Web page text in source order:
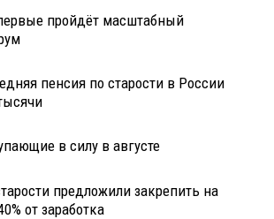
пройдёт масштабный
пенсия по старости в России
в силу в августе
предложили закрепить на
от заработка